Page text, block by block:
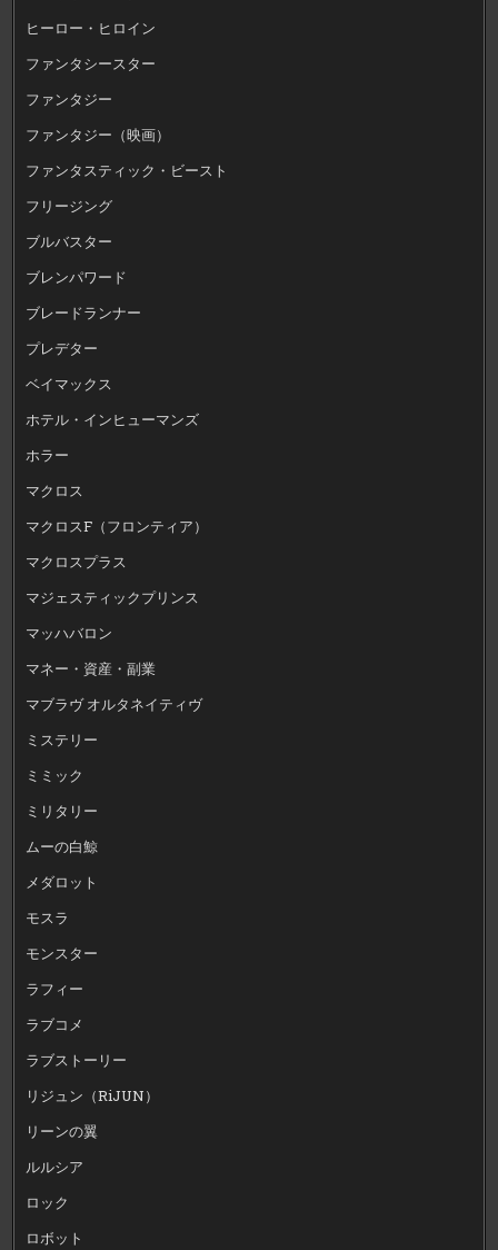
ヒーロー・ヒロイン
ファンタシースター
ファンタジー
ファンタジー（映画）
ファンタスティック・ビースト
フリージング
ブルバスター
ブレンパワード
ブレードランナー
プレデター
ベイマックス
ホテル・インヒューマンズ
ホラー
マクロス
マクロスF（フロンティア）
マクロスプラス
マジェスティックプリンス
マッハバロン
マネー・資産・副業
マブラヴ オルタネイティヴ
ミステリー
ミミック
ミリタリー
ムーの白鯨
メダロット
モスラ
モンスター
ラフィー
ラブコメ
ラブストーリー
リジュン（RiJUN）
リーンの翼
ルルシア
ロック
ロボット